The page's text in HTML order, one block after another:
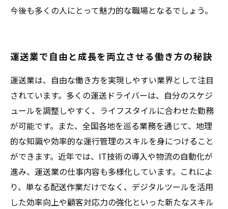
今後も多くの人にとって魅力的な職場となるでしょう。
運送業で自由と成長を両立させる働き方の秘訣
運送業は、自由な働き方を実現しやすい業界として注目
されています。多くの運送ドライバーは、自分のスケジ
ュールを調整しやすく、ライフスタイルに合わせた勤務
が可能です。また、全国各地を巡る業務を通じて、地理
的な知識や効率的な運行管理のスキルを身につけること
ができます。近年では、IT技術の導入や物流の自動化が
進み、運送業の仕事内容も多様化しています。これによ
り、単なる配送作業だけでなく、デジタルツールを活用
した効率向上や顧客対応力の強化といった新たなスキル